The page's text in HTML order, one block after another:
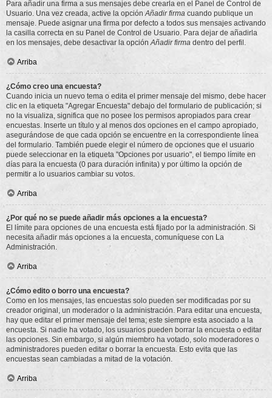
Para añadir una firma a sus mensajes debe crearla en el Panel de Control de
Usuario. Una vez creada, active la opciónAñadir firma cuando publique un
mensaje. Puede asignar una firma por defecto a todos sus mensajes activando
la casilla correcta en su Panel de Control de Usuario. Para dejar de añadirla
en los mensajes, debe desactivar la opciónAñadir firma dentro del perfil.
Arriba
¿Cómo creo una encuesta?
Cuando inicia un nuevo tema o edita el primer mensaje del mismo, debe hacer
clic en la etiqueta "Agregar Encuesta" debajo del formulario de publicación; si
no la visualiza, significa que no posee los permisos apropiados para crear
encuestas. Inserte un título y al menos dos opciones en el campo apropiado,
asegurándose de que cada opción se encuentre en la correspondiente línea
del formulario. También puede elegir el número de opciones que el usuario
puede seleccionar en la etiqueta "Opciones por usuario", el tiempo límite en
días para la encuesta (0 para duración infinita) y por último la opción de
permitir a lo usuarios cambiar su votos.
Arriba
¿Por qué no se puede añadir más opciones a la encuesta?
El límite para opciones de una encuesta está fijado por la administración. Si
necesita añadir más opciones a la encuesta, comuníquese con La
Administración.
Arriba
¿Cómo edito o borro una encuesta?
Como en los mensajes, las encuestas solo pueden ser modificadas por su
creador original, un moderador o la administración. Para editar una encuesta,
hay que editar el primer mensaje del tema; este siempre esta asociado a la
encuesta. Si nadie ha votado, los usuarios pueden borrar la encuesta o editar
las opciones. Sin embargo, si algún miembro ha votado, solo moderadores o
administradores pueden editar o borrar la encuesta. Esto evita que las
encuestas sean cambiadas a mitad de la votación.
Arriba